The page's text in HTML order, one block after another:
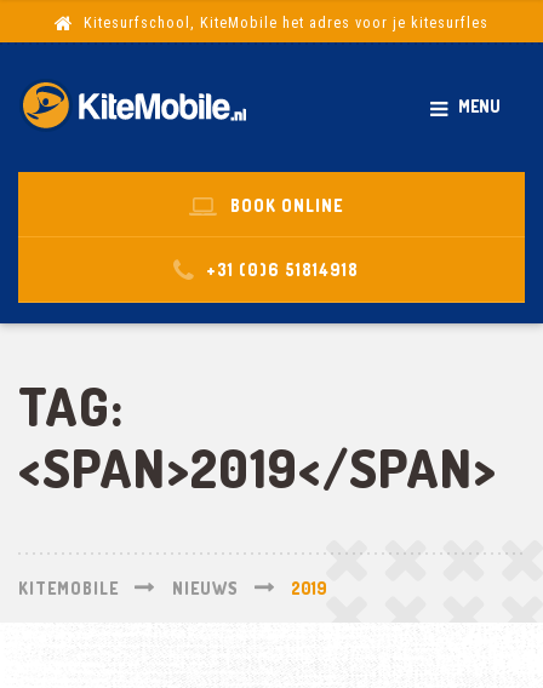
Kitesurfschool, KiteMobile het adres voor je kitesurfles
MENU
BOOK ONLINE
+31 (0)6 51814918
TAG:
<SPAN>2019</SPAN>
KITEMOBILE NIEUWS 2019